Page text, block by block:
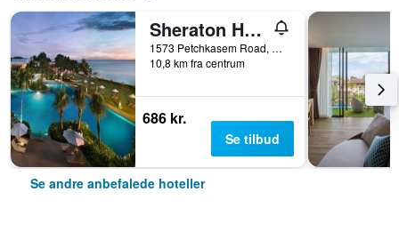
Sheraton Hua Hin Resort & Spa
1573 Petchkasem Road, Hua Hin, Thailand
10,8 km fra centrum
686 kr.
Se tilbud
Se andre anbefalede hoteller